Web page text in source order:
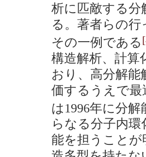
析に匹敵する
る。著者らの行
その一例である
構造解析、計算
おり、高分解
価するうえで最
は1996年に分
らなる分子内
能を担うこと